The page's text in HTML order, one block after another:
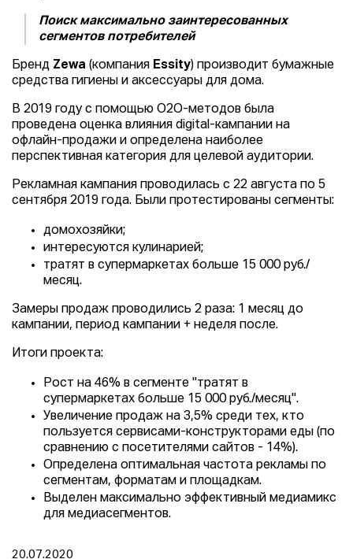
Поиск максимально заинтересованных
сегментов потребителей
Бренд Zewa (компания Essity) производит бумажные
средства гигиены и аксессуары для дома.
В 2019 году с помощью О2О-методов была
проведена оценка влияния digital-кампании на
офлайн-продажи и определена наиболее
перспективная категория для целевой аудитории.
Рекламная кампания проводилась с 22 августа по 5
сентября 2019 года. Были протестированы сегменты:
домохозяйки;
интересуются кулинарией;
тратят в супермаркетах больше 15 000 руб./
месяц.
Замеры продаж проводились 2 раза: 1 месяц до
кампании, период кампании + неделя после.
Итоги проекта:
Рост на 46% в сегменте "тратят в
супермаркетах больше 15 000 руб./месяц".
Увеличение продаж на 3,5% среди тех, кто
пользуется сервисами-конструкторами еды (по
сравнению с посетителями сайтов - 14%).
Определена оптимальная частота рекламы по
сегментам, форматам и площадкам.
Выделен максимально эффективный медиамикс
для медиасегментов.
20.07.2020